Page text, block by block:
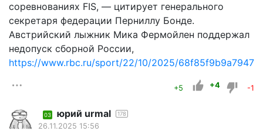
соревнованиях FIS, — цитирует генерального
секретаря федерации Перниллу Бонде.
Австрийский лыжник Мика Фермойлен поддержал
недопуск сборной России,
https://www.rbc.ru/sport/22/10/2025/
+5 +4 -1
03 юрий urmal 178
26.11.2025 15:56